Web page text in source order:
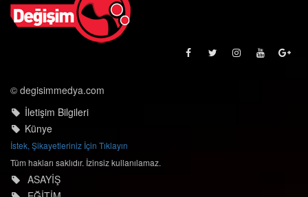
Künye
İstek, Şikayetleriniz İçin Tıklayın
Tüm hakları saklıdır. İzinsiz kullanılamaz.
ASAYİŞ
GÜNCEL
KÜLTÜR